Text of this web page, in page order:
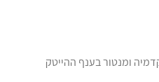
ומנטור בענף ההייטק